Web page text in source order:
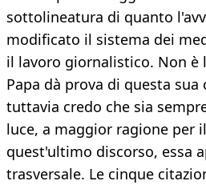
sottolineatura di quanto
modificato il sistema dei
il lavoro giornalistico. Non è
Papa dà prova di questa sua
tuttavia credo che sia
luce, a maggior ragione per
quest'ultimo discorso, essa
trasversale. Le cinque